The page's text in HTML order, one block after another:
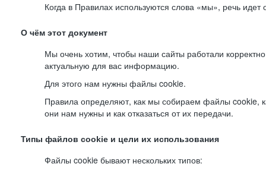
Когда в Правилах используются слова «мы», речь
О чём этот документ
Мы очень хотим, чтобы наши сайты работали
актуальную для вас информацию.
Для этого нам нужны файлы cookie.
Правила определяют, как мы собираем файлы cookie,
они нам нужны и как отказаться от их передачи.
Типы файлов cookie и цели их использования
Файлы cookie бывают нескольких типов: